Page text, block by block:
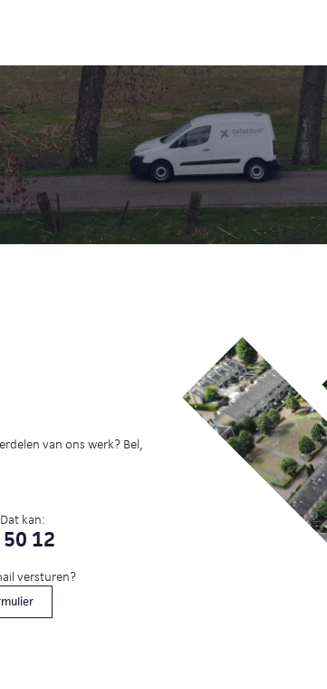
van ons werk? Bel,
kan:
12
versturen?